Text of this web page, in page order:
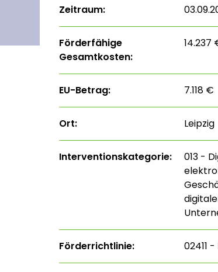
Zeitraum:
Förderfähige
Gesamtkosten:
14.237
EU-Betrag: 7.118 €
Ort: Leipzig
Interventions­kategorie:
013 -
Förderrichtlinie: 02411